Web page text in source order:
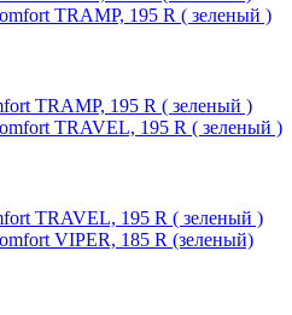
TRAMP, 195 R ( зеленый )
TRAVEL, 195 R ( зеленый )